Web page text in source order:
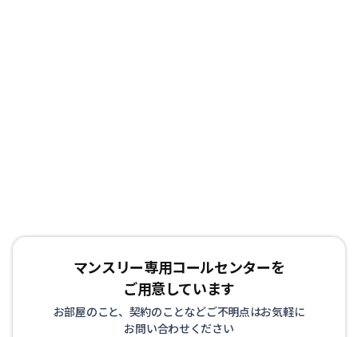
マンスリー専用コールセンターを
ご用意しています
お部屋のこと、契約のことなどご不明点はお気軽に
お問い合わせください